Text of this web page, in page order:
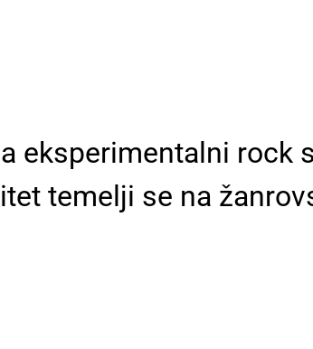
eksperimentalni rock
temelji se na